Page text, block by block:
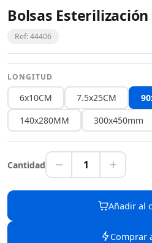
Bolsas
Ref: 44406
LONGITUD
6x10CM 7.5x25CM
140x280MM
300x450mm
Cantidad 1
Añadir al
Comprar